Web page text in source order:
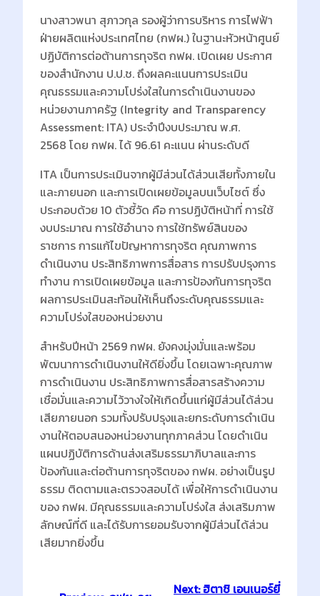
นางสาวพนา สุภาวกุล รองผู้ว่าการบริหาร การไฟฟ้า
ฝ่ายผลิตแห่งประเทศไทย (กฟผ.) ในฐานะหัวหน้าศูนย์
ปฏิบัติการต่อต้านการทุจริต กฟผ. เปิดเผย ประกาศ
ของสำนักงาน ป.ป.ช. ถึงผลคะแนนการประเมิน
คุณธรรมและความโปร่งใสในการดำเนินงานของ
หน่วยงานภาครัฐ (Integrity and Transparency
Assessment: ITA) ประจำปีงบประมาณ พ.ศ.
2568 โดย กฟผ. ได้ 96.61 คะแนน ผ่านระดับดี
ITA เป็นการประเมินจากผู้มีส่วนได้ส่วนเสียทั้งภายใน
และภายนอก และการเปิดเผยข้อมูลบนเว็บไซต์ ซึ่ง
ประกอบด้วย 10 ตัวชี้วัด คือ การปฏิบัติหน้าที่ การใช้
งบประมาณ การใช้อำนาจ การใช้ทรัพย์สินของ
ราชการ การแก้ไขปัญหาการทุจริต คุณภาพการ
ดำเนินงาน ประสิทธิภาพการสื่อสาร การปรับปรุงการ
ทำงาน การเปิดเผยข้อมูล และการป้องกันการทุจริต
ผลการประเมินสะท้อนให้เห็นถึงระดับคุณธรรมและ
ความโปร่งใสของหน่วยงาน
สำหรับปีหน้า 2569 กฟผ. ยังคงมุ่งมั่นและพร้อม
พัฒนาการดำเนินงานให้ดียิ่งขึ้น โดยเฉพาะคุณภาพ
การดำเนินงาน ประสิทธิภาพการสื่อสารสร้างความ
เชื่อมั่นและความไว้วางใจให้เกิดขึ้นแก่ผู้มีส่วนได้ส่วน
เสียภายนอก รวมทั้งปรับปรุงและยกระดับการดำเนิน
งานให้ตอบสนองหน่วยงานทุกภาคส่วน โดยดำเนิน
แผนปฏิบัติการด้านส่งเสริมธรรมาภิบาลและการ
ป้องกันและต่อต้านการทุจริตของ กฟผ. อย่างเป็นรูป
ธรรม ติดตามและตรวจสอบได้ เพื่อให้การดำเนินงาน
ของ กฟผ. มีคุณธรรมและความโปร่งใส ส่งเสริมภาพ
ลักษณ์ที่ดี และได้รับการยอมรับจากผู้มีส่วนได้ส่วน
เสียมากยิ่งขึ้น
Next: ฮิตาชิ เอนเนอร์ยี่